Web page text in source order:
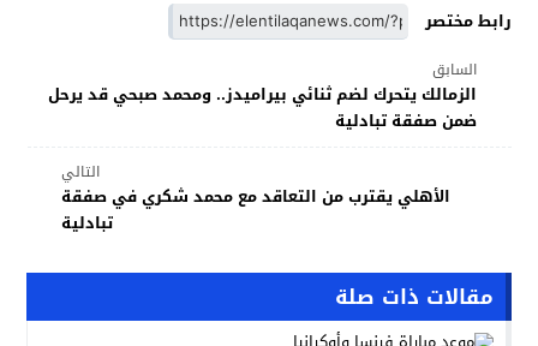
رابط مختصر
السابق
الزمالك يتحرك لضم ثنائي بيراميدز.. ومحمد صبحي قد يرحل
ضمن صفقة تبادلية
التالي
الأهلي يقترب من التعاقد مع محمد شكري في صفقة
تبادلية
مقالات ذات صلة